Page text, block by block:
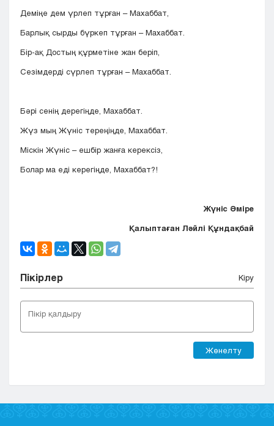
Деміңе дем үрлеп тұрған – Махаббат,
Барлық сырды бүркеп тұрған – Махаббат.
Бір-ақ Достың құрметіне жан беріп,
Сезімдерді сүрлеп тұрған – Махаббат.
Бәрі сенің дерегіңде, Махаббат.
Жүз мың Жүніс тереңіңде, Махаббат.
Міскін Жүніс – ешбір жанға керексіз,
Болар ма еді керегіңде, Махаббат?!
Жүніс Әміре
Қалыптаған Ләйлі Құндақбай
Пікірлер Кіру
Жөнелту